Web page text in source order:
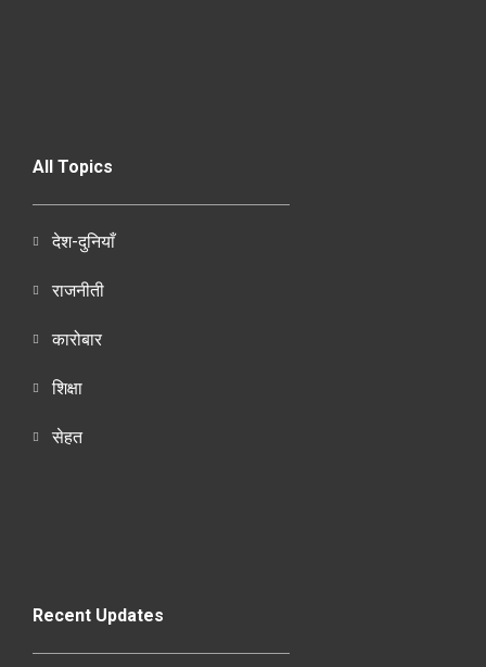
All Topics
देश-दुनियाँ
राजनीती
कारोबार
शिक्षा
सेहत
Recent Updates